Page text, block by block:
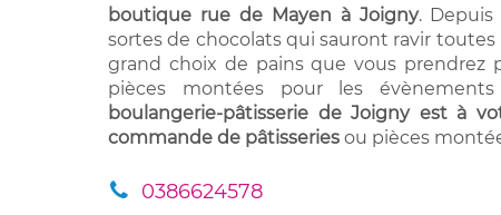
boutique rue de Mayen à Joigny.
sortes de chocolats qui sauront ravir toutes
grand choix de pains que vous prendrez
pièces montées pour les
boulangerie-pâtisserie de Joigny est à
commande de pâtisseriesou pièces
0386624578